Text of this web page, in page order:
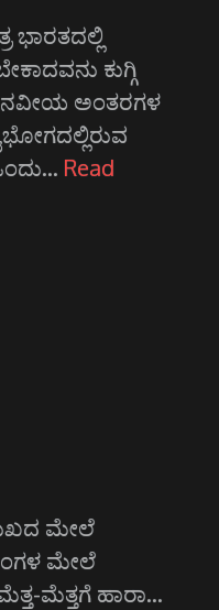
ಭಾರತದಲ್ಲಿ
ಕುಗ್ಗಿ
ಅಂತರಗಳ
Read
ಮೇಲೆ
ಮೇಲೆ
ಮೆತ್ತಗೆ ಹಾರಾ…